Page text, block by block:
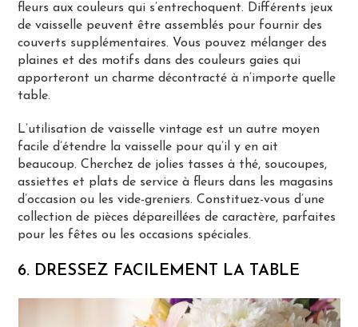
fleurs aux couleurs qui s’entrechoquent. Différents jeux
de vaisselle peuvent être assemblés pour fournir des
couverts supplémentaires. Vous pouvez mélanger des
plaines et des motifs dans des couleurs gaies qui
apporteront un charme décontracté à n’importe quelle
table.
L’utilisation de vaisselle vintage est un autre moyen
facile d’étendre la vaisselle pour qu’il y en ait
beaucoup. Cherchez de jolies tasses à thé, soucoupes,
assiettes et plats de service à fleurs dans les magasins
d’occasion ou les vide-greniers. Constituez-vous d’une
collection de pièces dépareillées de caractère, parfaites
pour les fêtes ou les occasions spéciales.
6. DRESSEZ FACILEMENT LA TABLE